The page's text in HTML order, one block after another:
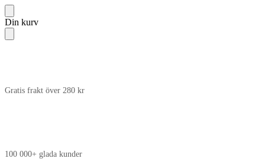
Skip
to
navigation
Skip
to
content
Din kurv
Gratis frakt över 280 kr
100 000+ glada kunder